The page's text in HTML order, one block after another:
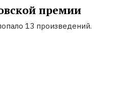
премии
13 произведений.